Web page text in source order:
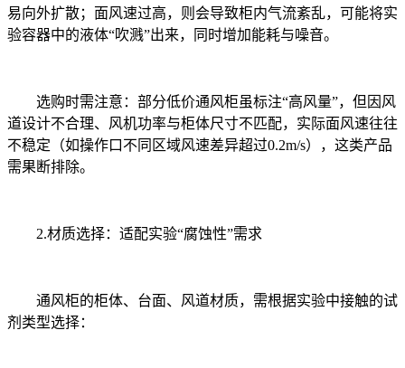
易向外扩散；面风速过高，则会导致柜内气流紊乱，可能将实
验容器中的液体“吹溅”出来，同时增加能耗与噪音。
选购时需注意：部分低价通风柜虽标注“高风量”，但因风
道设计不合理、风机功率与柜体尺寸不匹配，实际面风速往往
不稳定（如操作口不同区域风速差异超过0.2m/s），这类产品
需果断排除。
2.材质选择：适配实验“腐蚀性”需求
通风柜的柜体、台面、风道材质，需根据实验中接触的试
剂类型选择：